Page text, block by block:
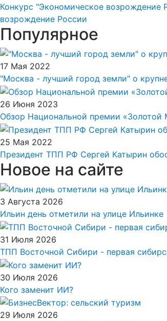
Конкурс "Экономическое возрождение
возрождение России
Популярное
17 Мая 2022
"Москва - лучший город земли" о
26 Июня 2023
Обзор Национальной премии «Золотой
25 Мая 2022
Президент ТПП РФ Сергей Катырин
Новое на сайте
3 Августа 2026
Ильин день отметили на улице Ильинке
31 Июля 2026
ТПП Восточной Сибири - первая
30 Июля 2026
Кого заменит ИИ?
29 Июля 2026